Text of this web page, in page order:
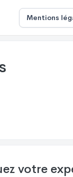
Mentions
votre